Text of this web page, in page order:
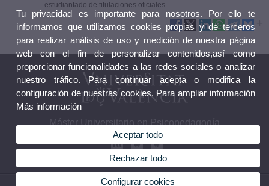
estudiantado de titulaciones oficiales
Máster Universitario en Psicopedagogía
© 2026 UV. - Avda. Blasco Ibáñez, 30. 46010 Valencia. Teléfono: 963 864 100
Tu privacidad es importante para nosotros. Por ello te
informamos que utilizamos cookies propias y de terceros
para realizar análisis de uso y medición de nuestra página
web con el fin de personalizar contenidos,así como
proporcionar funcionalidades a las redes sociales o analizar
nuestro tráfico. Para continuar acepta o modifica la
configuración de nuestras cookies. Para ampliar información
Más información
Aceptar todo
Rechazar todo
Configurar cookies